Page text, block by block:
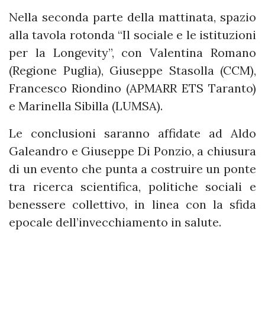
Nella seconda parte della mattinata, spazio
alla tavola rotonda “Il sociale e le istituzioni
per la Longevity”, con Valentina Romano
(Regione Puglia), Giuseppe Stasolla (CCM),
Francesco Riondino (APMARR ETS Taranto)
e Marinella Sibilla (LUMSA).
Le conclusioni saranno affidate ad Aldo
Galeandro e Giuseppe Di Ponzio, a chiusura
di un evento che punta a costruire un ponte
tra ricerca scientifica, politiche sociali e
benessere collettivo, in linea con la sfida
epocale dell’invecchiamento in salute.